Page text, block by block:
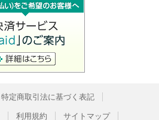
特定商取引法に基づく表記
利用規約 サイトマップ